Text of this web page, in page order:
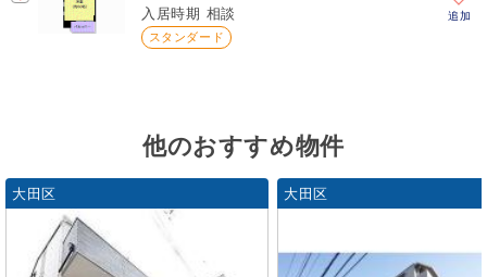
相談
スタンダード
追加
他のおすすめ物件
大田区 大田区